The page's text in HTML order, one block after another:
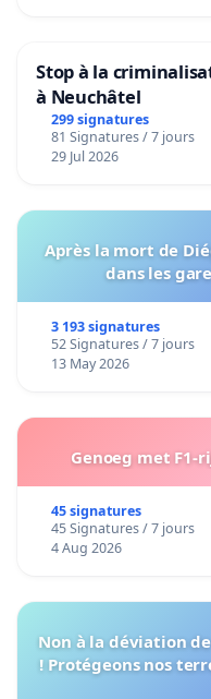
Stop à la
à Neuchâtel
299 signatures
81 Signatures / 7 jours
29 Jul 2026
Après la mort de
dans les
3 193 signatures
52 Signatures / 7 jours
13 May 2026
Genoeg met F1-
45 signatures
45 Signatures / 7 jours
4 Aug 2026
Non à la déviation
! Protégeons nos